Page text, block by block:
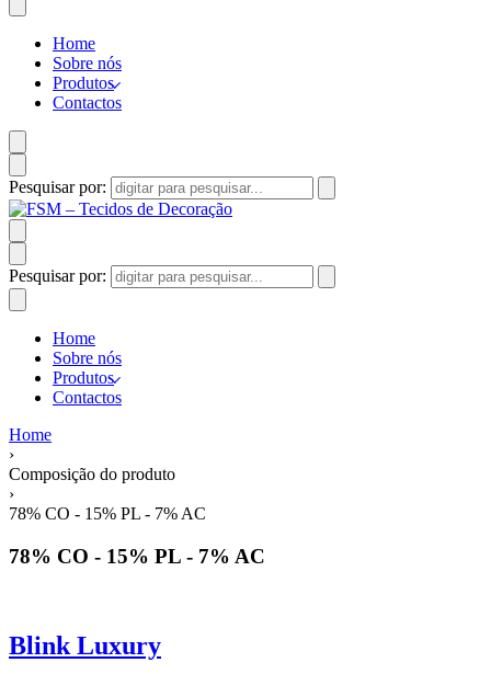
Home
Sobre nós
Produtos
Contactos
Pesquisar por:
Pesquisar por:
Home
Sobre nós
Produtos
Contactos
Home
›
Composição do produto
›
78% CO - 15% PL - 7% AC
78% CO - 15% PL - 7% AC
Blink Luxury